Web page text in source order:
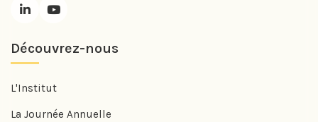
Découvrez-nous
L'Institut
La Journée Annuelle